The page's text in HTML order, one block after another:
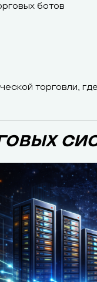
ботов
торговли,